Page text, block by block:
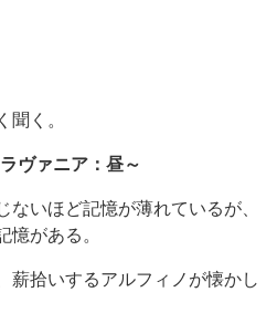
く。
ヴァニア：昼～
いほど記憶が薄れているが、
がある。
薪拾いするアルフィノが懐かし